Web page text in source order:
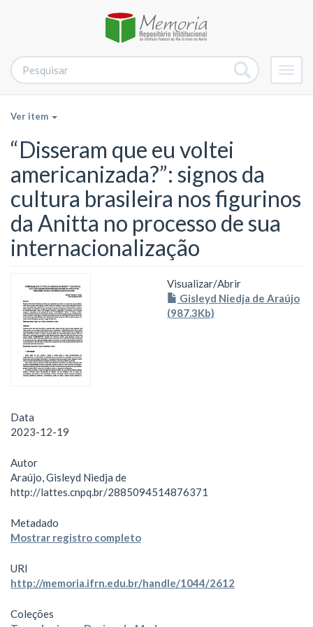
Ver item
“Disseram que eu voltei
americanizada?”: signos da
cultura brasileira nos figurinos
da Anitta no processo de sua
internacionalização
Visualizar/Abrir
Gisleyd Niedja de Araújo
(987.3Kb)
Data
2023-12-19
Autor
Araújo, Gisleyd Niedja de
http://lattes.cnpq.br/2885094514876371
Metadado
Mostrar registro completo
URI
http://memoria.ifrn.edu.br/handle/1044/2612
Coleções